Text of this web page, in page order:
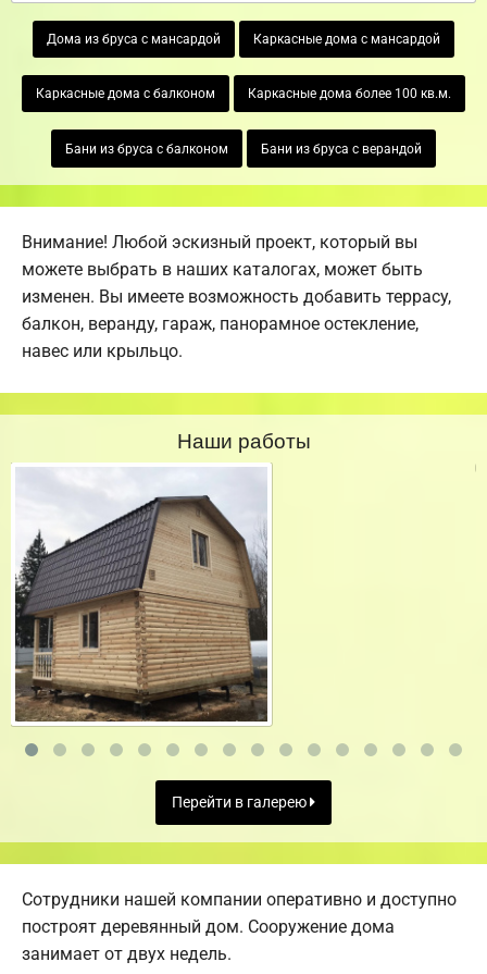
Дома из бруса с мансардой Каркасные дома с мансардой
Каркасные дома с балконом Каркасные дома более 100 кв.м.
Бани из бруса с балконом Бани из бруса с верандой
Внимание! Любой эскизный проект, который вы
можете выбрать в наших каталогах, может быть
изменен. Вы имеете возможность добавить террасу,
балкон, веранду, гараж, панорамное остекление,
навес или крыльцо.
Наши работы
Перейти в галерею
Сотрудники нашей компании оперативно и доступно
построят деревянный дом. Сооружение дома
занимает от двух недель.